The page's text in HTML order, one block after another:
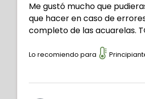
Me gustó mucho que
que hacer en caso de
completo de las acuarelas.
Lo recomiendo para